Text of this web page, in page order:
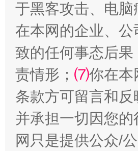
全民健身五年计划来了！等你上
于黑客攻击、电
在本网的企业、
致的任何事态后果
责情形； ⑺你在本
条款方可留言和
并承担一切因您
网只是提供公众/